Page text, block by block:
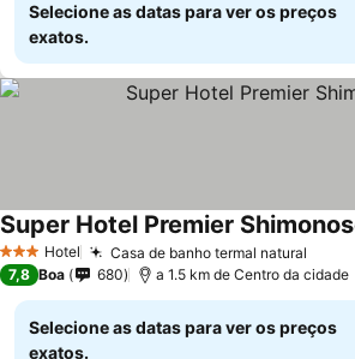
Selecione as datas para ver os preços
exatos.
3 EstrelasHotel Casa de banho termal natural
Super Hotel Premier
7,8 Boa 680 a 1.5 km de Centro da cidade
Selecione as datas para ver os preços
exatos.